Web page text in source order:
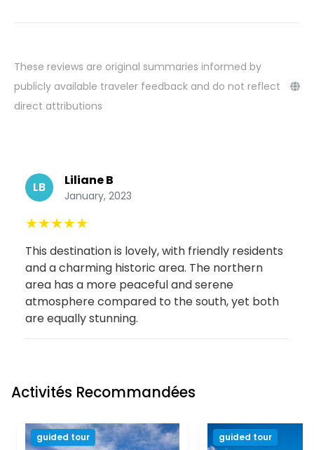
These reviews are original summaries informed by
publicly available traveler feedback and do not reflect
direct attributions
LB Liliane B
January, 2023
★★★★★
This destination is lovely, with friendly residents
and a charming historic area. The northern
area has a more peaceful and serene
atmosphere compared to the south, yet both
are equally stunning.
Activités Recommandées
guided tour guided tour